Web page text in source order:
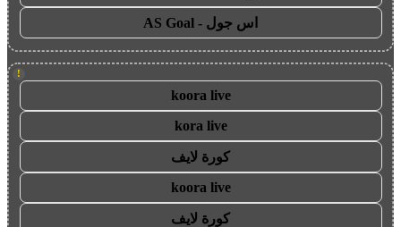
اس جول - AS Goal
!
koora live
kora live
كورة لايف
koora live
كورة لايف